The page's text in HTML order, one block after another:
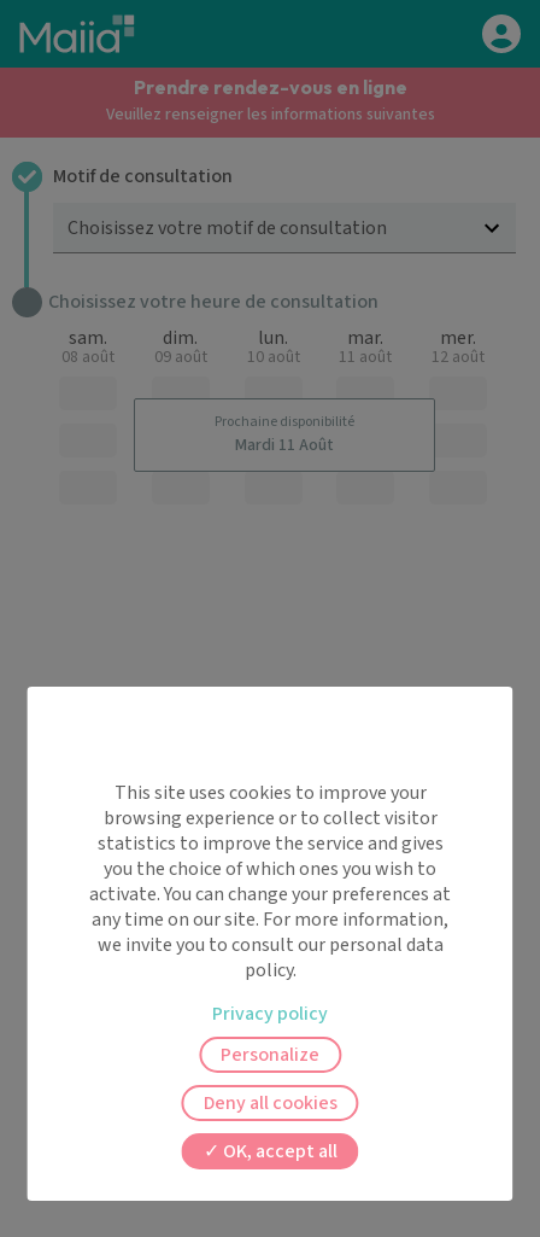
Aller au contenu principal
Prendre rendez-vous en ligne
Veuillez renseigner les informations suivantes
Motif de consultation
Choisissez votre motif de consultation
Choisissez votre heure de consultation
Prochaine disponibilité
Mardi 11 Août
sam.
08 août
dim.
09 août
lun.
10 août
mar.
11 août
mer.
12 août
This site uses cookies to improve your
browsing experience or to collect visitor
statistics to improve the service and gives
you the choice of which ones you wish to
activate. You can change your preferences at
any time on our site. For more information,
we invite you to consult our personal data
policy.
OK, accept all
Deny all cookies
Personalize
Privacy policy